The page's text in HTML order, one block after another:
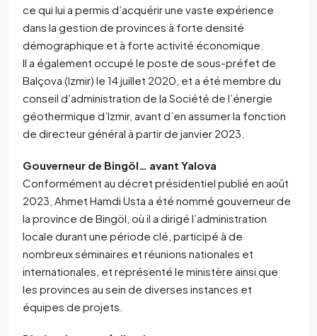
ce qui lui a permis d’acquérir une vaste expérience
dans la gestion de provinces à forte densité
démographique et à forte activité économique.
Il a également occupé le poste de sous-préfet de
Balçova (Izmir) le 14 juillet 2020, et a été membre du
conseil d’administration de la Société de l’énergie
géothermique d’Izmir, avant d’en assumer la fonction
de directeur général à partir de janvier 2023.
Gouverneur de Bingöl… avant Yalova
Conformément au décret présidentiel publié en août
2023, Ahmet Hamdi Usta a été nommé gouverneur de
la province de Bingöl, où il a dirigé l’administration
locale durant une période clé, participé à de
nombreux séminaires et réunions nationales et
internationales, et représenté le ministère ainsi que
les provinces au sein de diverses instances et
équipes de projets.